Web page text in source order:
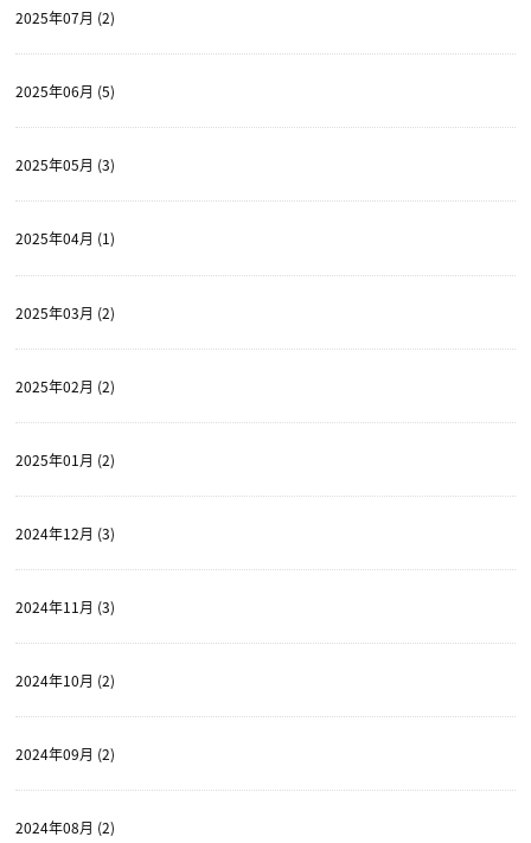
2025年07月 (2)
2025年06月 (5)
2025年05月 (3)
2025年04月 (1)
2025年03月 (2)
2025年02月 (2)
2025年01月 (2)
2024年12月 (3)
2024年11月 (3)
2024年10月 (2)
2024年09月 (2)
2024年08月 (2)